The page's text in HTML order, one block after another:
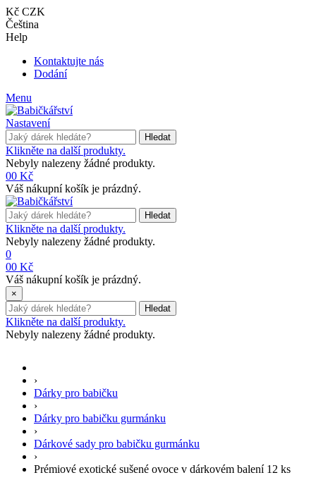
Kč CZK
Čeština
Help
Kontaktujte nás
Dodání
Menu
Nastavení
Hledat
Klikněte na další produkty.
Nebyly nalezeny žádné produkty.
00 Kč
Váš nákupní košík je prázdný.
Hledat
Klikněte na další produkty.
Nebyly nalezeny žádné produkty.
0
00 Kč
Váš nákupní košík je prázdný.
×
Hledat
Klikněte na další produkty.
Nebyly nalezeny žádné produkty.
›
Dárky pro babičku
›
Dárky pro babičku gurmánku
›
Dárkové sady pro babičku gurmánku
›
Prémiové exotické sušené ovoce v dárkovém balení 12 ks